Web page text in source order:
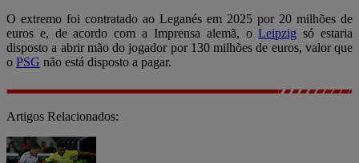
O extremo foi contratado ao Leganés em 2025 por 20 milhões de
euros e, de acordo com a Imprensa alemã, oLeipzig só estaria
disposto a abrir mão do jogador por 130 milhões de euros, valor que
o PSG não está disposto a pagar.
Artigos Relacionados: